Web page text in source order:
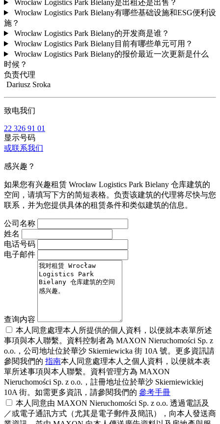
Wrocław Logistics Park Bielany是出租还是出售？
Wrocław Logistics Park Bielany有哪些基础设施和ESG便利设
施？
Wrocław Logistics Park Bielany的开发商是谁？
Wrocław Logistics Park Bielany目前有哪些单元可用？
Wrocław Logistics Park Bielany的报价最近一次更新是什么
时候？
负责代理
Dariusz Sroka
致电我们
22 326 91 01
显示号码
或联系我们
感兴趣？
如果您有兴趣租赁 Wrocław Logistics Park Bielany 仓库建筑的
空间，请填写下方的简短表格。负责该建筑的代理将尽快与您
联系，并为您提供具体的租赁条件和类似建筑的信息。
公司名称
姓名
电话号码
电子邮件
查询内容
本人同意處理本人所提供的個人資料，以便就本表單所述
事項與本人聯繫。資料控制者為 MAXON Nieruchomości Sp. z
o.o.，公司地址位於華沙 Skierniewicka 街 10A 號。更多資訊請
參閱我們的 指南本人同意處理本人之個人資料，以便就本表
單所述事項與本人聯繫。資料管理方為 MAXON
Nieruchomości Sp. z o.o.，註冊地址位於華沙 Skierniewickiej
10A 街。如需更多資訊，請參閱我們的 參考手冊
本人同意由 MAXON Nieruchomości Sp. z o.o. 透過電話及
／或電子通訊方式（尤其是電子郵件及簡訊），向本人發送商